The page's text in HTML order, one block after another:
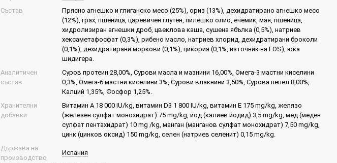
Състав
Прясно агнешко и глиганско месо (25%), ориз (13%), дехидратирано агнешко месо
(12%), грах, пшеница, царевичен глутен, пилешко олио, ечемик, мая, пшеница,
хидролизиран агнешки дроб, цвеклова каша, сушена ябълка (0,5%), натриев
хексаметафосфат (0,3%), рибено масло, натриев хлорид, дехидратирани броколи
(0,1%), дехидратирани моркови (0,1%), цикория (0,1%, източник на FOS), юка
шидигера.
Аналитичен
състав
Суров протеин 28,00%, Сурови масла и мазнини 16,00%, Омега-3 мастни киселини
0,3%, Омега-6 мастни киселини 3%, Сурови влакнини 3,50%, Сурова пепел 8,00%,
Калций 1,35%, Фосфор 1,25%.
Хранителни
добавки
Витамин A 18 000 IU/kg, витамин D3 1 800 IU/kg, витамин E 175 mg/kg, желязо
(железен сулфат монохидрат) 75 mg/kg, йод (калиев йодид) 3,5 mg/kg, мед (меден
сулфат пентахидрат) 10 mg /kg, манган (манганов сулфат монохидрат) 7,50 mg/kg,
цинк (цинков оксид) 150 mg/kg, селен (натриев селенит) 0,15 mg/kg.
Държава на
производство
Испания